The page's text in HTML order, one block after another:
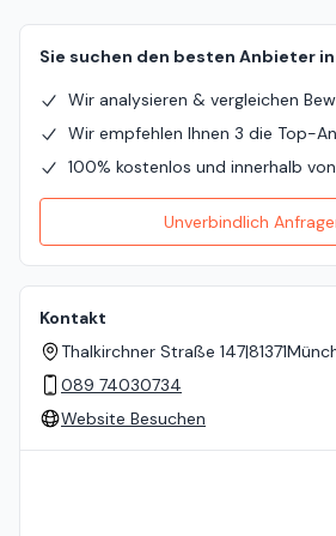
Sie suchen den besten Anbieter in
Wir analysieren & vergleichen
Wir empfehlen Ihnen 3 die Top-
100% kostenlos und innerhalb
Unverbindlich
Kontakt
Thalkirchner Straße 147|81371
089 74030734
Website Besuchen